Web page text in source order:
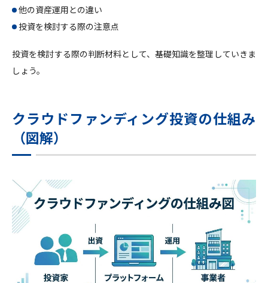
他の資産運用との違い
投資を検討する際の注意点
投資を検討する際の判断材料として、基礎知識を整理していきま
しょう。
クラウドファンディング投資の仕組み
（図解）